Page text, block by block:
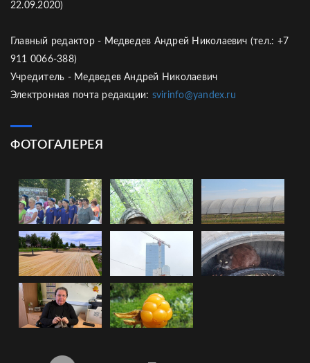
22.09.2020)
Главный редактор - Медведев Андрей Николаевич (тел.: +7
911 0066-388)
Учредитель - Медведев Андрей Николаевич
Электронная почта редакции: svirinfo@yandex.ru
ФОТОГАЛЕРЕЯ